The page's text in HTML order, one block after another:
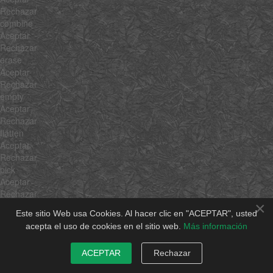
×
Este sitio Web usa Cookies. Al hacer clic en "ACEPTAR", usted
acepta el uso de cookies en el sitio web. Más información
ACEPTAR Rechazar
Rechazar
combine
Aceptar
Rechazar
erase
Aceptar
Rechazar
empty
Aceptar
Rechazar
flatten
Aceptar
Rechazar
pick
Aceptar
Rechazar
Aceptar
Rechazar